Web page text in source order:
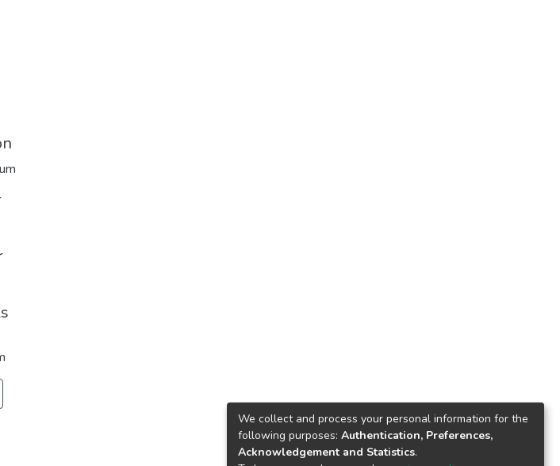
We collect and process your personal information for the
following purposes: Authentication, Preferences,
Acknowledgement and Statistics.